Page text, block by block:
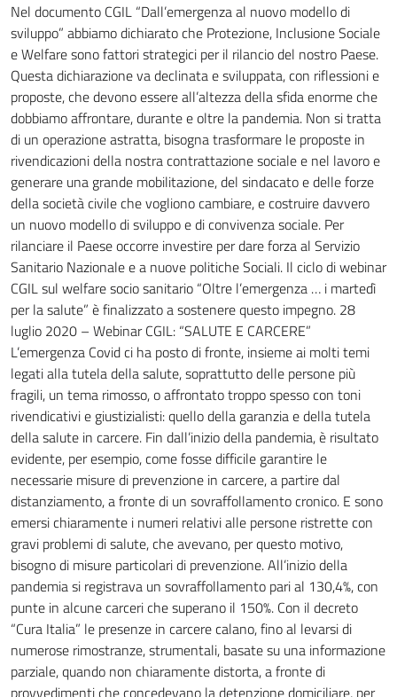
Nel documento CGIL “Dall’emergenza al nuovo modello di
sviluppo” abbiamo dichiarato che Protezione, Inclusione Sociale
e Welfare sono fattori strategici per il rilancio del nostro Paese.
Questa dichiarazione va declinata e sviluppata, con riflessioni e
proposte, che devono essere all’altezza della sfida enorme che
dobbiamo affrontare, durante e oltre la pandemia. Non si tratta
di un operazione astratta, bisogna trasformare le proposte in
rivendicazioni della nostra contrattazione sociale e nel lavoro e
generare una grande mobilitazione, del sindacato e delle forze
della società civile che vogliono cambiare, e costruire davvero
un nuovo modello di sviluppo e di convivenza sociale. Per
rilanciare il Paese occorre investire per dare forza al Servizio
Sanitario Nazionale e a nuove politiche Sociali. Il ciclo di webinar
CGIL sul welfare socio sanitario “Oltre l’emergenza … i martedì
per la salute” è finalizzato a sostenere questo impegno. 28
luglio 2020 – Webinar CGIL: “SALUTE E CARCERE”
L’emergenza Covid ci ha posto di fronte, insieme ai molti temi
legati alla tutela della salute, soprattutto delle persone più
fragili, un tema rimosso, o affrontato troppo spesso con toni
rivendicativi e giustizialisti: quello della garanzia e della tutela
della salute in carcere. Fin dall’inizio della pandemia, è risultato
evidente, per esempio, come fosse difficile garantire le
necessarie misure di prevenzione in carcere, a partire dal
distanziamento, a fronte di un sovraffollamento cronico. E sono
emersi chiaramente i numeri relativi alle persone ristrette con
gravi problemi di salute, che avevano, per questo motivo,
bisogno di misure particolari di prevenzione. All’inizio della
pandemia si registrava un sovraffollamento pari al 130,4%, con
punte in alcune carceri che superano il 150%. Con il decreto
“Cura Italia” le presenze in carcere calano, fino al levarsi di
numerose rimostranze, strumentali, basate su una informazione
parziale, quando non chiaramente distorta, a fronte di
provvedimenti che concedevano la detenzione domiciliare, per